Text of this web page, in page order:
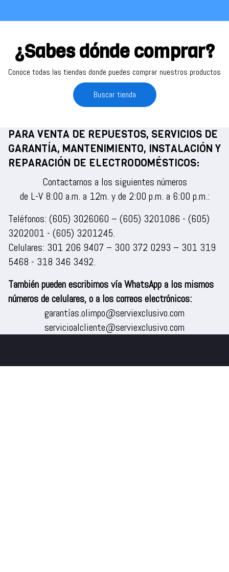
¿Sabes dónde comprar?
Conoce todas las tiendas donde puedes comprar nuestros productos
Buscar tienda
PARA VENTA DE REPUESTOS, SERVICIOS DE
GARANTÍA, MANTENIMIENTO, INSTALACIÓN Y
REPARACIÓN DE ELECTRODOMÉSTICOS:
Contactarnos a los siguientes números
de L-V 8:00 a.m. a 12m. y de 2:00 p.m. a 6:00 p.m.:
Teléfonos: (605) 3026060 – (605) 3201086 - (605)
3202001 - (605) 3201245.
Celulares: 301 206 9407 – 300 372 0293 – 301 319
5468 - 318 346 3492.
También pueden escribirnos vía WhatsApp a los mismos
números de celulares, o a los correos electrónicos:
garantías.olimpo@serviexclusivo.com
servicioalcliente@serviexclusivo.com